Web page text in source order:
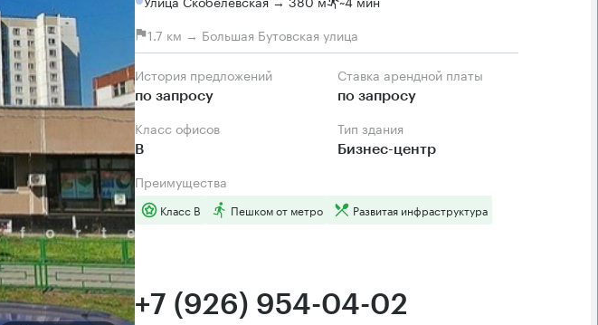
1.7 км → Большая Бутовская улица
История предложений
по запросу
Ставка арендной платы
по запросу
Класс офисов
B
Тип здания
Бизнес-центр
Преимущества
Класс B Пешком от метро Развитая инфраструктура
+7 (926) 954-04-02